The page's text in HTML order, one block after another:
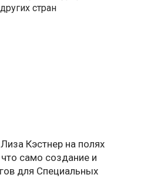
Кэстнер на полях
само создание и
для Специальных